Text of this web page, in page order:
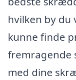
hvilken by du
kunne finde
fremragende
med dine